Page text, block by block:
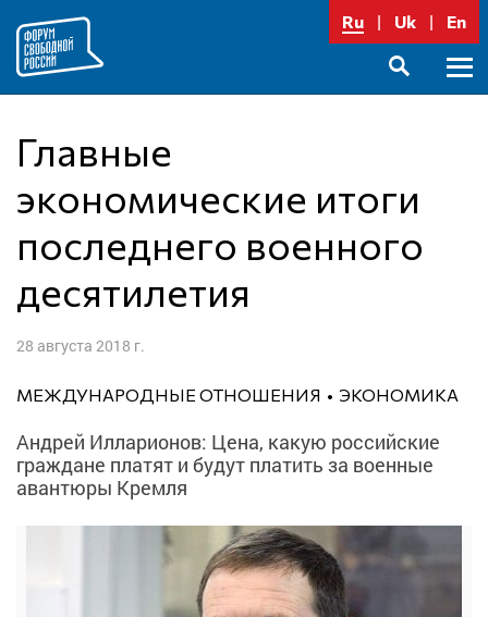
содержимому
Ru Uk En
Главные
экономические итоги
последнего военного
десятилетия
28 августа 2018 г.
МЕЖДУНАРОДНЫЕ ОТНОШЕНИЯ ЭКОНОМИКА
Андрей Илларионов: Цена, какую российские
граждане платят и будут платить за военные
авантюры Кремля